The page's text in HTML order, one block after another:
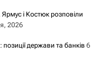
і Костюк розповіли
2026
позиції держави та банків 6